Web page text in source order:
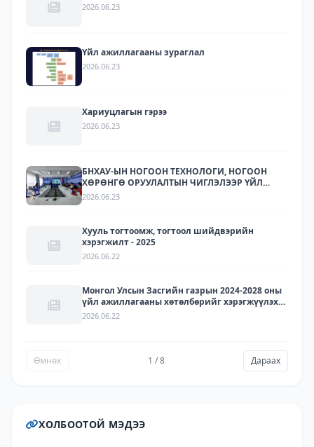
2026.06.23
Үйл ажиллагааны зураглал
2026.06.23
Хариуцлагын гэрээ
2026.06.23
БНХАУ-ЫН НОГООН ТЕХНОЛОГИ, НОГООН
ХӨРӨНГӨ ОРУУЛАЛТЫН ЧИГЛЭЛЭЭР ҮЙЛ
АЖИЛЛАГАА ЯВУУЛДАГ ЛАРИТЕК ХХК-ЫН
2026.06.23
Хууль тогтоомж, тогтоол шийдвэрийн
хэрэгжилт - 2025
2026.06.22
Монгол Улсын Засгийн газрын 2024-2028 оны
үйл ажиллагааны хөтөлбөрийг хэрэгжүүлэх
арга хэмжээний төлөвлөгөөний хэрэгжилт -
2026.06.22
Өмнөх 1 / 8 Дараах
ХОЛБООТОЙ МЭДЭЭ